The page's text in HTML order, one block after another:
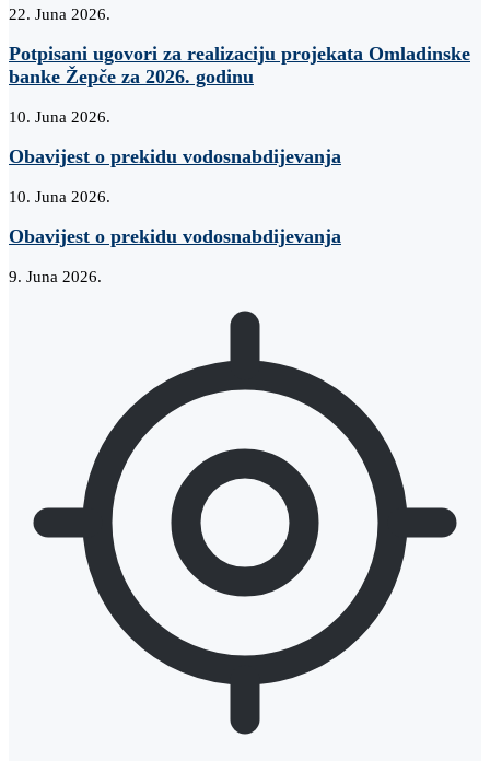
22. Juna 2026.
Potpisani ugovori za realizaciju projekata Omladinske
banke Žepče za 2026. godinu
10. Juna 2026.
Obavijest o prekidu vodosnabdijevanja
10. Juna 2026.
Obavijest o prekidu vodosnabdijevanja
9. Juna 2026.